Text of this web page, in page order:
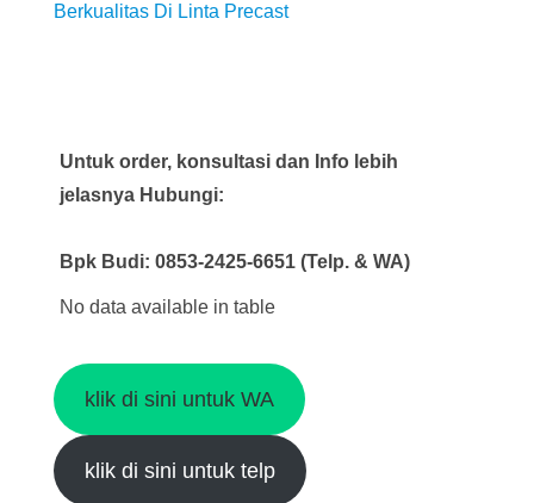
Berkualitas Di Linta Precast
Untuk order, konsultasi dan Info lebih
jelasnya Hubungi:
Bpk Budi: 0853-2425-6651 (Telp. & WA)
No data available in table
klik di sini untuk WA
klik di sini untuk telp